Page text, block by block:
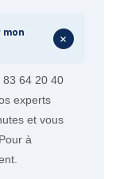
+
83 64 20 40
experts
et vous
à